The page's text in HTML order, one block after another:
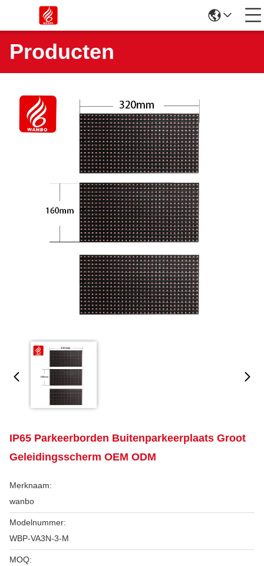
Producten
IP65 Parkeerborden Buitenparkeerplaats Groot
Geleidingsscherm OEM ODM
Merknaam:
wanbo
Modelnummer:
WBP-VA3N-3-M
MOQ: